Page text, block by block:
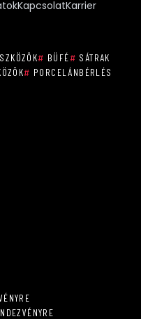
KapcsolatKarrier
# BÜFÉ# SÁTRAK
# PORCELÁNBÉRLÉS